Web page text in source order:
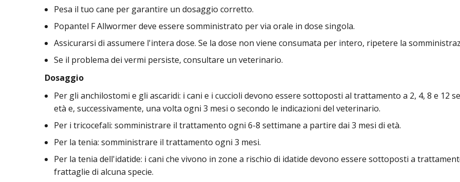
Pesa il tuo cane per garantire un dosaggio corretto.
Popantel F Allwormer deve essere somministrato per via orale in dose singola.
Assicurarsi di assumere l'intera dose. Se la dose non viene consumata per intero, ripetere la
Se il problema dei vermi persiste, consultare un veterinario.
Dosaggio
Per gli anchilostomi e gli ascaridi: i cani e i cuccioli devono essere sottoposti al trattamento a 2, 4, 8 e 12
età e, successivamente, una volta ogni 3 mesi o secondo le indicazioni del veterinario.
Per i tricocefali: somministrare il trattamento ogni 6-8 settimane a partire dai 3 mesi di età.
Per la tenia: somministrare il trattamento ogni 3 mesi.
Per la tenia dell'idatide: i cani che vivono in zone a rischio di idatide devono essere sottoposti a
frattaglie di alcuna specie.